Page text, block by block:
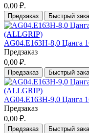
0,00 ₽.
Предзаказ Быстрый
AG04.E163H-8,0 Цанга
Предзаказ
0,00 ₽.
Предзаказ Быстрый
AG04.E163H-9,0 Цанга
Предзаказ
0,00 ₽.
Предзаказ Быстрый